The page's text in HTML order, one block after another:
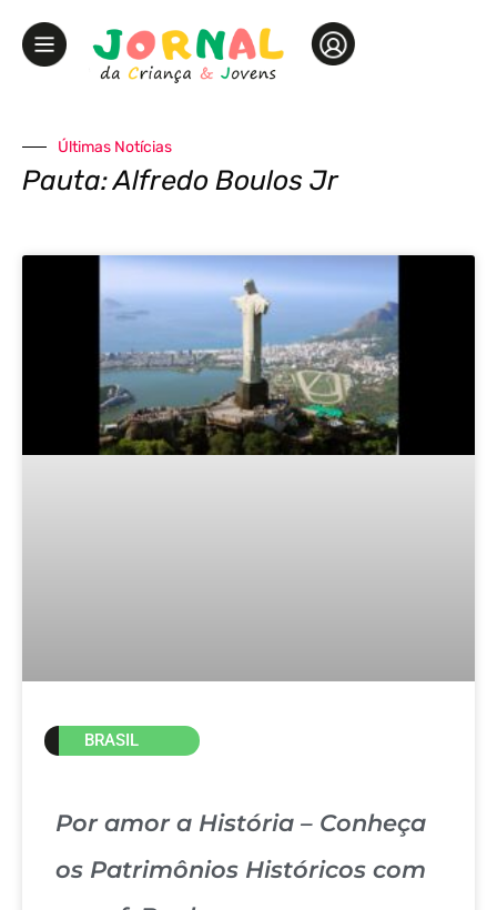
Últimas Notícias
Pauta: Alfredo Boulos Jr
BRASIL
Por amor a História – Conheça
os Patrimônios Históricos com